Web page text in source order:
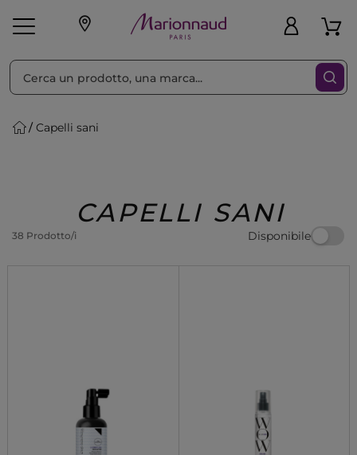
Make-up
Regalo
Capelli sani
CAPELLI SANI
38 Prodotto/i Disponibile
Ordina per Filtra